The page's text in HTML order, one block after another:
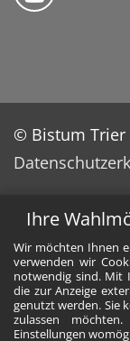
Ihre
Wir möchten Ihnen
verwenden wir
notwendig sind. Mit
die zur Anzeige
genutzt werden. Sie
zulassen
Einstellungen
© Bistum Trier